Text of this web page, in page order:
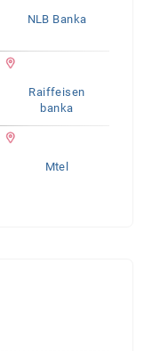
NLB Banka
Raiffeisen
banka
Mtel